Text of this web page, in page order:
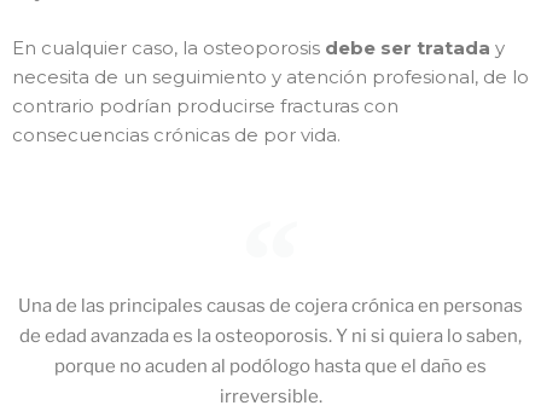
En cualquier caso, la osteoporosis debe ser tratada y
necesita de un seguimiento y atención profesional, de lo
contrario podrían producirse fracturas con
consecuencias crónicas de por vida.
Una de las principales causas de cojera crónica en personas
de edad avanzada es la osteoporosis. Y ni si quiera lo saben,
porque no acuden al podólogo hasta que el daño es
irreversible.